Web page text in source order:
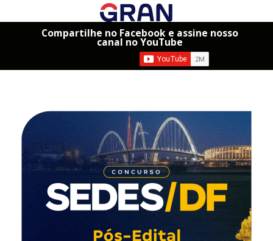
Compartilhe no Facebook e assine nosso
canal no YouTube